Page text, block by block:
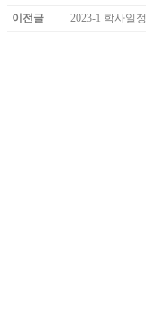
이전글
2023-1 학사일정